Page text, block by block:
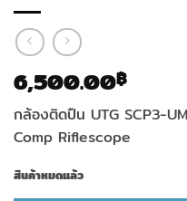
6,500.00฿
กล้องติดปืน UTG SCP3-
Comp Riflescope
สินค้าหมดแล้ว